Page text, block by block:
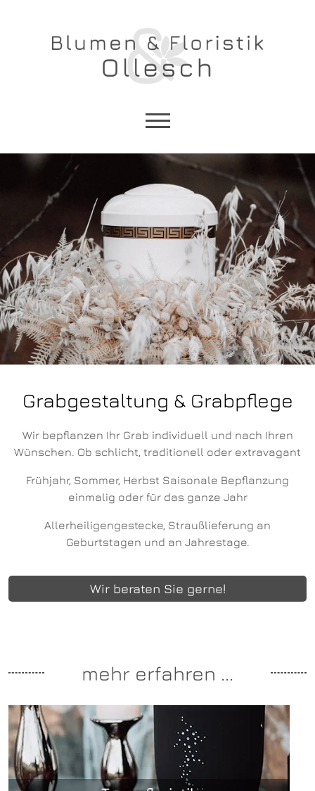
Grabgestaltung & Grabpflege
Wir bepflanzen Ihr Grab individuell und nach Ihren
Wünschen. Ob schlicht, traditionell oder extravagant
Frühjahr, Sommer, Herbst Saisonale Bepflanzung
einmalig oder für das ganze Jahr
Allerheiligengestecke, Straußlieferung an
Geburtstagen und an Jahrestage.
Wir beraten Sie gerne!
mehr erfahren ...